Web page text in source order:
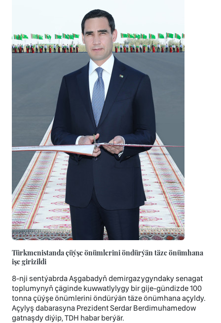
Türkmenistanda çüýşe önümlerini öndürýän täze önümhana
işe girizildi
8-nji sentýabrda Aşgabadyň demirgazygyndaky senagat
toplumynyň çäginde kuwwatlylygy bir gije-gündizde 100
tonna çüýşe önümlerini öndürýän täze önümhana açyldy.
Açylyş dabarasyna Prezident Serdar Berdimuhamedow
gatnaşdy diýip, TDH habar berýär.